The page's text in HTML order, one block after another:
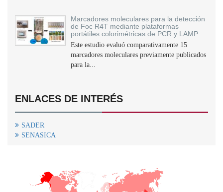
Marcadores moleculares para la detección
de Foc R4T mediante plataformas
portátiles colorimétricas de PCR y LAMP
Este estudio evaluó comparativamente 15
marcadores moleculares previamente publicados
para la...
ENLACES DE INTERÉS
SADER
SENASICA